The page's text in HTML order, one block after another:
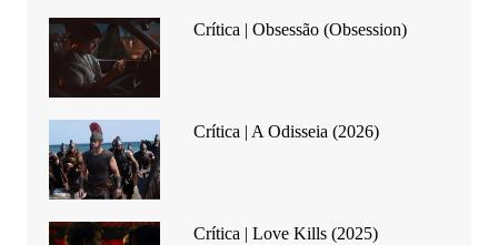
Crítica | Obsessão (Obsession)
Crítica | A Odisseia (2026)
Crítica | Love Kills (2025)